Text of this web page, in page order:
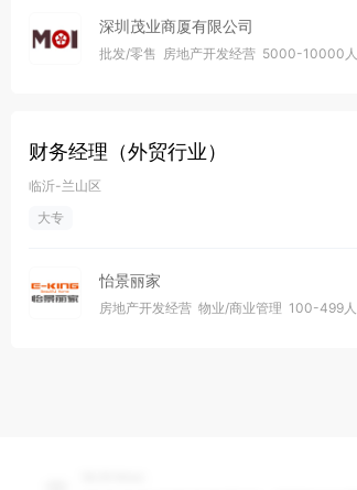
深圳茂业商厦有限公司
批发/零售 房地产开发经营 5000-10000人
财务经理（外贸行业）
临沂-兰山区
大专
怡景丽家
房地产开发经营 物业/商业管理 100-499人